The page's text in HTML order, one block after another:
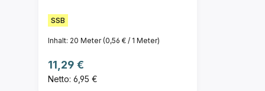
SSB
Inhalt: 20 Meter(0,56 € / 1 Meter)
Regulärer Preis:
11,29 €
Netto: 6,95 €